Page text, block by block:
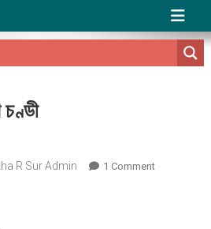
R Sur Admin 1 CommentOn